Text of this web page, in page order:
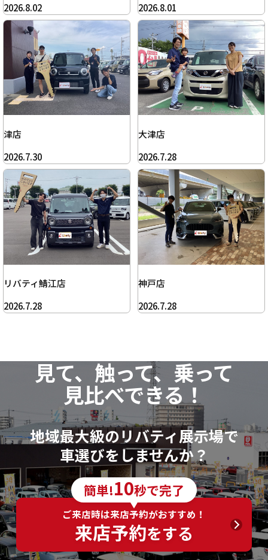
2026.8.02
2026.8.01
津店
2026.7.30
大津店
2026.7.28
リバティ鯖江店
2026.7.28
神戸店
2026.7.28
見て、触って、乗って
見比べできる！
地域最大級のリバティ展示場で
車選びをしませんか？
簡単!10秒で完了
ご来店時は来店予約がおすすめ！
来店予約をする